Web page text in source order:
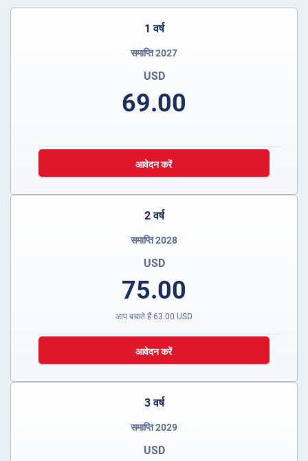
1 वर्ष
समाप्ति 2027
USD
69.00
आवेदन करें
2 वर्ष
समाप्ति 2028
USD
75.00
आप बचाते हैं 63.00 USD
आवेदन करें
3 वर्ष
समाप्ति 2029
USD